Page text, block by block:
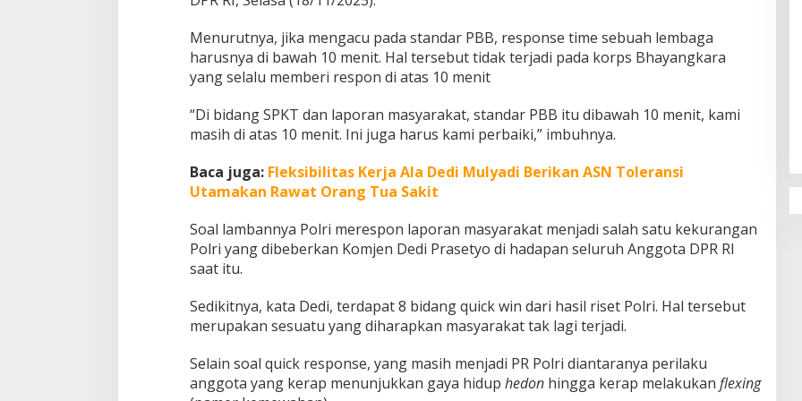
n
Q
u
i
k
R
e
p
o
s
Menurutnya, jika mengacu pada standar PBB, response time sebuah lembaga
harusnya di bawah 10 menit. Hal tersebut tidak terjadi pada korps Bhayangkara
yang selalu memberi respon di atas 10 menit
“Di bidang SPKT dan laporan masyarakat, standar PBB itu dibawah 10 menit, kami
masih di atas 10 menit. Ini juga harus kami perbaiki,” imbuhnya.
Baca juga: Fleksibilitas Kerja Ala Dedi Mulyadi Berikan ASN Toleransi
Utamakan Rawat Orang Tua Sakit
Soal lambannya Polri merespon laporan masyarakat menjadi salah satu kekurangan
Polri yang dibeberkan Komjen Dedi Prasetyo di hadapan seluruh Anggota DPR RI
saat itu.
Sedikitnya, kata Dedi, terdapat 8 bidang quick win dari hasil riset Polri. Hal tersebut
merupakan sesuatu yang diharapkan masyarakat tak lagi terjadi.
Selain soal quick response, yang masih menjadi PR Polri diantaranya perilaku
anggota yang kerap menunjukkan gaya hidup hedonhingga kerap melakukan flexing
Karakter Sekolah Nur Al Rahman
Bikin Sekolah di Malaysia Tertarik